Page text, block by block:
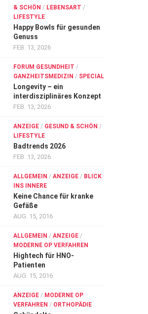
& SCHÖN / LEBENSART /
LIFESTYLE
Happy Bowls für gesunden
Genuss
FEB. 13, 2026
FORUM GESUNDHEIT /
GANZHEITSMEDIZIN / SPECIAL
Longevity – ein
interdisziplinäres Konzept
FEB. 13, 2026
ANZEIGE / GESUND & SCHÖN /
LIFESTYLE
Badtrends 2026
FEB. 13, 2026
ALLGEMEIN / ANZEIGE / BLICK
INS INNERE
Keine Chance für kranke
Gefäße
AUG. 15, 2016
ALLGEMEIN / ANZEIGE /
MODERNE OP VERFAHREN
Hightech für HNO-
Patienten
AUG. 15, 2016
ANZEIGE / MODERNE OP
VERFAHREN / ORTHOPÄDIE